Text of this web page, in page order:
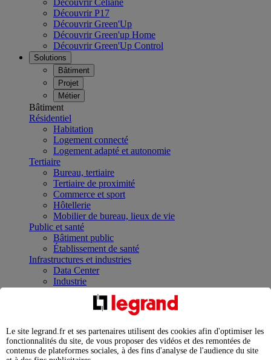
Découvrir Céliane
Découvrir P17
Découvrir Green'Up
Découvrir Green'up Home
Découvrir Green'Up Control
Solutions
Bâtiment
Projet
Métier
Bâtiment
Résidentiel
Habitation
Logement connecté
Logement adapté et autonomie
Tertiaire
Bureau, tertiaire
Tertiaire de proximité
Commerce et sport
Hôtellerie
Mobilier de bureau, lieux de vie
Public et santé
Bâtiment public
Établissement de santé
Infrastructures et industries
Data Center
Industrie
Infrastructures
Contrôler et planifier le fonctionnement des appareils
Répartir et optimiser son tableau électrique
Legrand Data Center Solutions : concentrer les
expertises au service de vos performances
Le site legrand.fr et ses partenaires utilisent des cookies afin d'optimiser les
fonctionnalités du site, de vous proposer des vidéos et des remontées de
contenus de plateformes sociales, à des fins d'analyse de l'audience du site